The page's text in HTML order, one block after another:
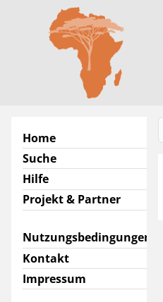
Home
Suche
Hilfe
Projekt & Partner
Nutzungsbedingungen
Kontakt
Impressum